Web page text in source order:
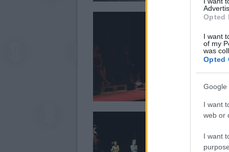
Opted
I want
of my
was
Opted
Google
I want
web or
I want